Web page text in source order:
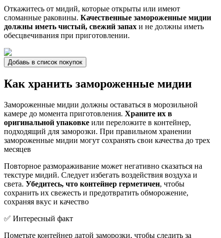
Откажитесь от мидий, которые открыты или имеют
сломанные раковины. Качественные замороженные мидии
должны иметь чистый, свежий запах и не должны иметь
обесцвечивания при приготовлении.
Добавь в список покупок
Как хранить замороженные мидии
Замороженные мидии должны оставаться в морозильной
камере до момента приготовления. Храните их в
оригинальной упаковке или переложите в контейнер,
подходящий для заморозки. При правильном хранении
замороженные мидии могут сохранять свои качества до трех
месяцев
Повторное размораживание может негативно сказаться на
текстуре мидий. Следует избегать воздействия воздуха и
света. Убедитесь, что контейнер герметичен, чтобы
сохранить их свежесть и предотвратить обморожение,
сохраняя вкус и качество
✅ Интересный факт
Пометьте контейнер датой заморозки, чтобы следить за